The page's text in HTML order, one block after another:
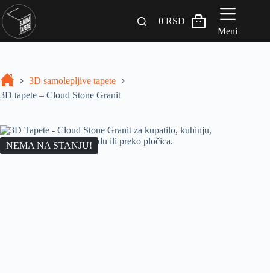
Drveni Pregradni Zidovi i Police
Građevinski materijali
0RSD
Meni
3D samolepljive tapete
3D tapete – Cloud Stone Granit
NEMA NA STANJU!